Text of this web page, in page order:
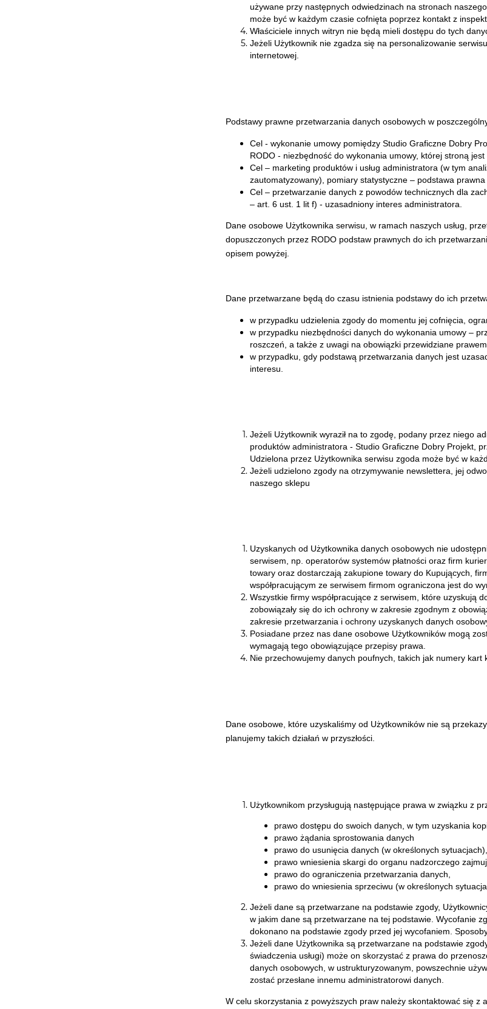
używane przy następnych odwiedzinach na stronach
może być w każdym czasie cofnięta poprzez kontakt z
Właściciele innych witryn nie będą mieli dostępu do tych
Jeżeli Użytkownik nie zgadza się na personalizowanie
internetowej.
Podstawy prawne przetwarzania danych osobowych w
Cel - wykonanie umowy pomiędzy Studio Graficzne Dobry
RODO - niezbędność do wykonania umowy, której stroną jest
Cel – marketing produktów i usług administratora (w tym
zautomatyzowany), pomiary statystyczne – podstawa
Cel – przetwarzanie danych z powodów technicznych dla
– art. 6 ust. 1 lit f) - uzasadniony interes administratora.
Dane osobowe Użytkownika serwisu, w ramach naszych usług,
dopuszczonych przez RODO podstaw prawnych do ich
opisem powyżej.
Dane przetwarzane będą do czasu istnienia podstawy do ich
w przypadku udzielenia zgody do momentu jej cofnięcia,
w przypadku niezbędności danych do wykonania umowy –
roszczeń, a także z uwagi na obowiązki przewidziane
w przypadku, gdy podstawą przetwarzania danych jest
interesu.
Jeżeli Użytkownik wyraził na to zgodę, podany przez niego
produktów administratora - Studio Graficzne Dobry Projekt,
Udzielona przez Użytkownika serwisu zgoda może być w
Jeżeli udzielono zgody na otrzymywanie newslettera, jej
naszego sklepu
Uzyskanych od Użytkownika danych osobowych nie
serwisem, np. operatorów systemów płatności oraz firm
towary oraz dostarczają zakupione towary do Kupujących,
współpracującym ze serwisem firmom ograniczona jest do
Wszystkie firmy współpracujące z serwisem, które uzyskują
zobowiązały się do ich ochrony w zakresie zgodnym z
zakresie przetwarzania i ochrony uzyskanych danych
Posiadane przez nas dane osobowe Użytkowników mogą
wymagają tego obowiązujące przepisy prawa.
Nie przechowujemy danych poufnych, takich jak numery
Dane osobowe, które uzyskaliśmy od Użytkowników nie są
planujemy takich działań w przyszłości.
Użytkownikom przysługują następujące prawa w związku z
prawo dostępu do swoich danych, w tym uzyskania
prawo żądania sprostowania danych
prawo do usunięcia danych (w określonych sytuacjach),
prawo wniesienia skargi do organu nadzorczego
prawo do ograniczenia przetwarzania danych,
prawo do wniesienia sprzeciwu (w określonych
Jeżeli dane są przetwarzane na podstawie zgody,
w jakim dane są przetwarzane na tej podstawie. Wycofanie
dokonano na podstawie zgody przed jej wycofaniem.
Jeżeli dane Użytkownika są przetwarzane na podstawie
świadczenia usługi) może on skorzystać z prawa do
danych osobowych, w ustrukturyzowanym, powszechnie
zostać przesłane innemu administratorowi danych.
W celu skorzystania z powyższych praw należy skontaktować się